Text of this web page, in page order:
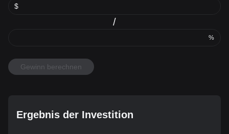
$
/
%
Gewinn berechnen
Ergebnis der Investition